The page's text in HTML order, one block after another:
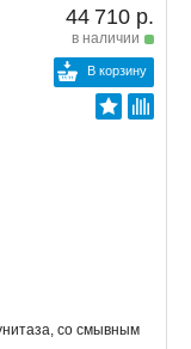
44 710 р.
в наличии
В корзину
со смывным